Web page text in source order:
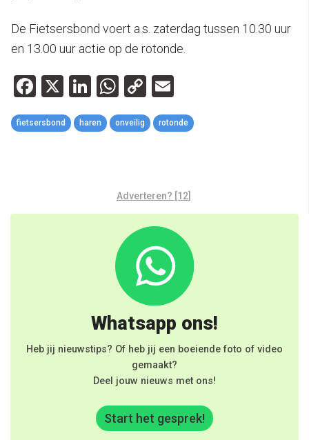
De Fietsersbond voert a.s. zaterdag tussen 10.30 uur
en 13.00 uur actie op de rotonde.
Facebook
X LinkedIn
WhatsApp
Copy
Link
fietsersbond haren onveilig rotonde
Adverteren? [12]
Whatsapp ons!
Heb jij nieuwstips? Of heb jij een boeiende foto of video
gemaakt?
Deel jouw nieuws met ons!
Start het gesprek!